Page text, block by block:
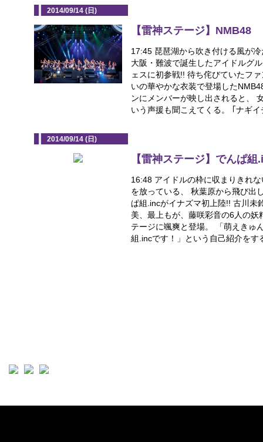
2014/09/14 (日)
【雷神ステージ】NMB48
17:45 琵琶湖から吹き付ける風が
大阪・難波で誕生したアイドルグ
ェスに初参戦!! 待ち侘びていたフ
いの華やかな衣装で登場した
ンにメンバーが映し出されると、
いう声援も聞こえてくる。 ｢ナギイ
2014/09/14 (日)
【雷神ステージ】でんぱ組
16:48 アイドルの枠に収まりきれ
を放っている、 秋葉原から飛び出
ぱ組.incがイナズマ初上陸!! 古川未
美、最上もが、藤咲彩音の6人の
テージに颯爽と登場。 「萌えきゅ
組.incです！」という自己紹介をす